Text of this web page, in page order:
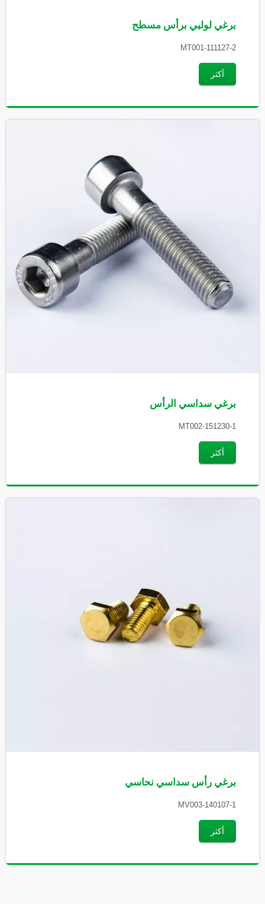
برغي لولبي برأس مسطح
MT001-111127-2
أكثر
برغي سداسي الرأس
MT002-151230-1
أكثر
برغي رأس سداسي نحاسي
MV003-140107-1
أكثر